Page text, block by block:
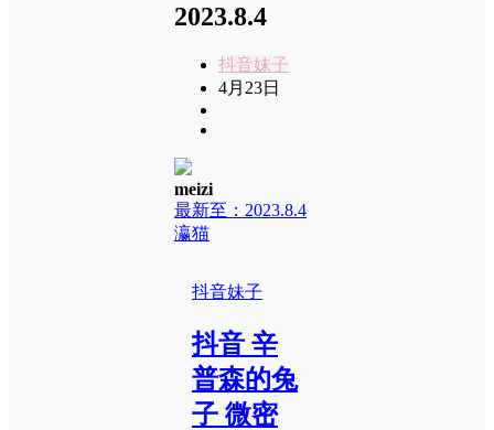
2023.8.4
抖音妹子
4月23日
meizi
最新至：2023.8.4
瀛猫
抖音妹子
抖音 辛
普森的兔
子 微密